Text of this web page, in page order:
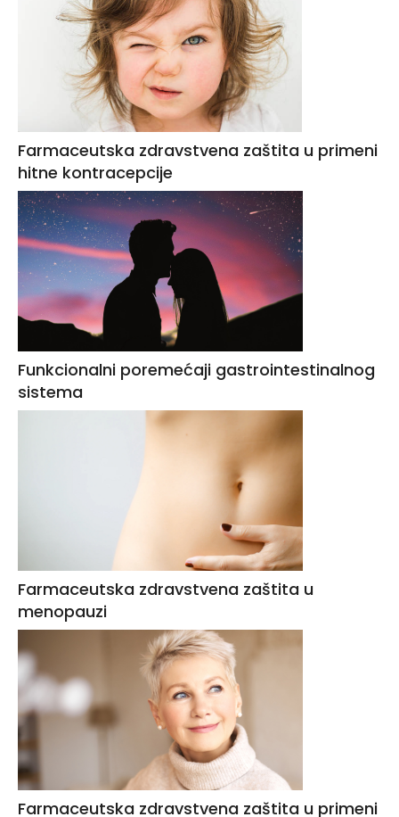
Farmaceutska zdravstvena zaštita u primeni
hitne kontracepcije
Funkcionalni poremećaji gastrointestinalnog
sistema
Farmaceutska zdravstvena zaštita u
menopauzi
Farmaceutska zdravstvena zaštita u primeni